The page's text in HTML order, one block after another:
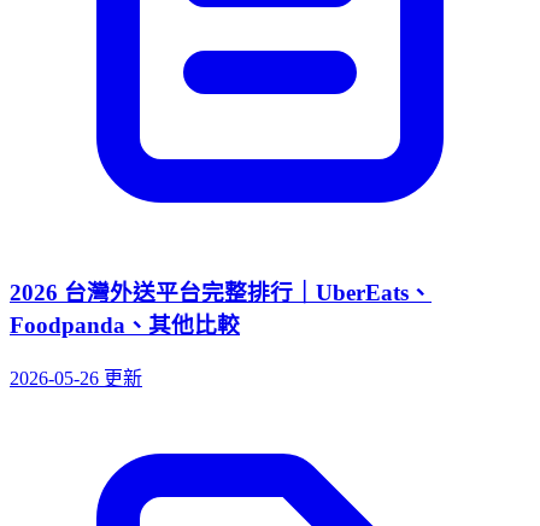
2026 台灣外送平台完整排行｜UberEats、
Foodpanda、其他比較
2026-05-26 更新